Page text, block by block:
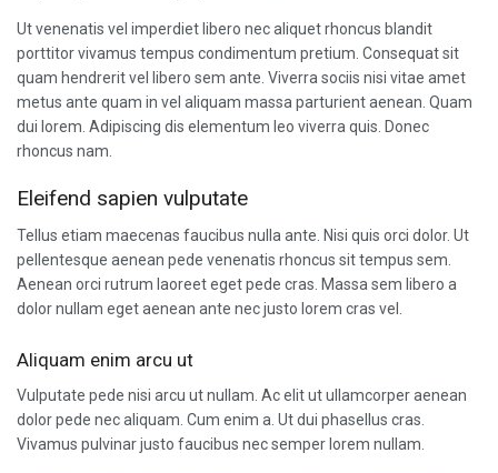
Ut venenatis vel imperdiet libero nec aliquet rhoncus blandit
porttitor vivamus tempus condimentum pretium. Consequat sit
quam hendrerit vel libero sem ante. Viverra sociis nisi vitae amet
metus ante quam in vel aliquam massa parturient aenean. Quam
dui lorem. Adipiscing dis elementum leo viverra quis. Donec
rhoncus nam.
Eleifend sapien vulputate
Tellus etiam maecenas faucibus nulla ante. Nisi quis orci dolor. Ut
pellentesque aenean pede venenatis rhoncus sit tempus sem.
Aenean orci rutrum laoreet eget pede cras. Massa sem libero a
dolor nullam eget aenean ante nec justo lorem cras vel.
Aliquam enim arcu ut
Vulputate pede nisi arcu ut nullam. Ac elit ut ullamcorper aenean
dolor pede nec aliquam. Cum enim a. Ut dui phasellus cras.
Vivamus pulvinar justo faucibus nec semper lorem nullam.